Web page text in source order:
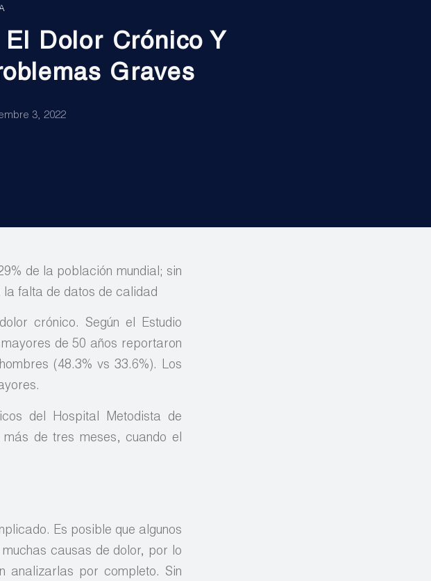
Dolor Crónico Y
Graves
3, 2022
de la población mundial; sin
falta de datos de calidad
crónico. Según el Estudio
de 50 años reportaron
(48.3% vs 33.6%). Los
del Hospital Metodista de
de tres meses, cuando el
Es posible que algunos
causas de dolor, por lo
analizarlas por completo. Sin